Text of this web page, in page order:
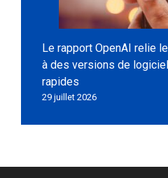
Le rapport OpenAI relie
à des versions de
rapides
29 juillet 2026